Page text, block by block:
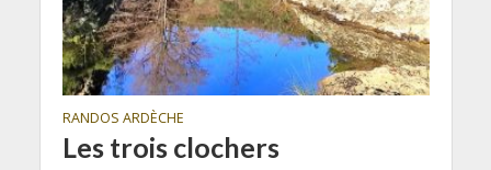
RANDOS ARDÈCHE
Les trois clochers